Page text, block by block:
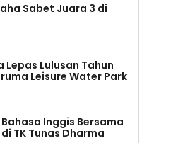
Sabet Juara 3 di
Lepas Lulusan Tahun
Leisure Water Park
Inggis Bersama
TK Tunas Dharma